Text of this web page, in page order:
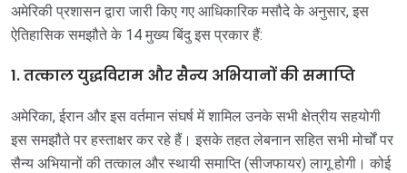
अमेरिकी प्रशासन द्वारा जारी किए गए आधिकारिक मसौदे के अनुसार, इस
ऐतिहासिक समझौते के 14 मुख्य बिंदु इस प्रकार हैं:
1. तत्काल युद्धविराम और सैन्य अभियानों की समाप्ति
अमेरिका, ईरान और इस वर्तमान संघर्ष में शामिल उनके सभी क्षेत्रीय सहयोगी
इस समझौते पर हस्ताक्षर कर रहे हैं। इसके तहत लेबनान सहित सभी मोर्चों पर
सैन्य अभियानों की तत्काल और स्थायी समाप्ति (सीजफायर) लागू होगी। कोई